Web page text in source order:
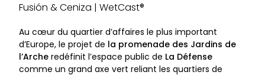
Fusión & Ceniza | WetCast®
Au cœur du quartier d’affaires le plus important
d’Europe, le projet de la promenade des Jardins de
l’Arche redéfinit l’espace public de La Défense
comme un grand axe vert reliant les quartiers de